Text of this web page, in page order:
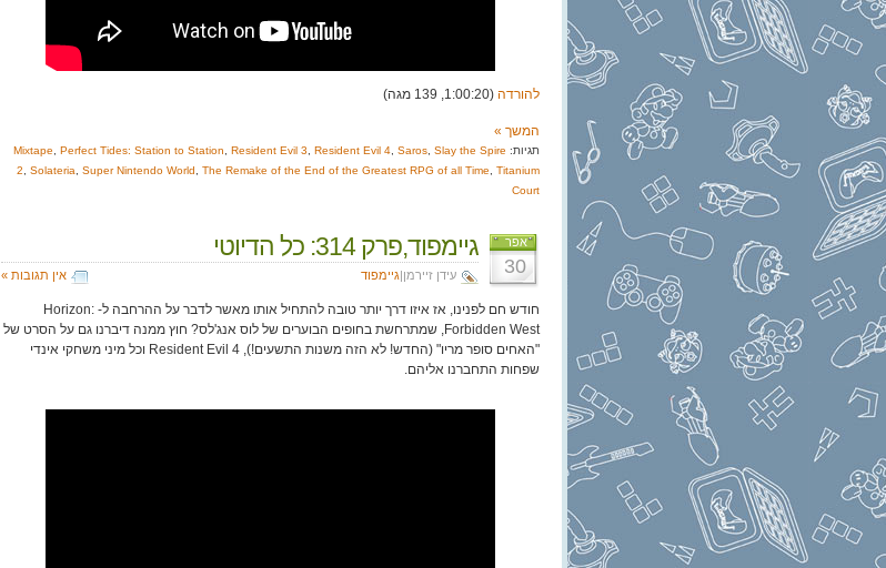
להורדה (1:00:20, 139 מגה)
המשך »
תגיות: Mixtape Perfect Tides: Station to Station Resident Evil 3 Resident Evil 4 Saros Slay the Spire
2
Solateria Super Nintendo World The Remake of the End of the Greatest RPG of all Time
Titanium
Court
אפר
30
גיימפוד,פרק 314: כל הדיוטי
עידן זיירמן|גיימפוד אין תגובות »
חודש חם לפנינו, אז איזו דרך יותר טובה להתחיל אותו מאשר לדבר על ההרחבה ל- Horizon:
Forbidden West, שמתרחשת בחופים הבוערים של לוס אנג'לס? חוץ ממנה דיברנו גם על הסרט של
"האחים סופר מריו" (החדש! לא הזה משנות התשעים!), Resident Evil 4 וכל מיני משחקי אינדי
שפחות התחברנו אליהם.